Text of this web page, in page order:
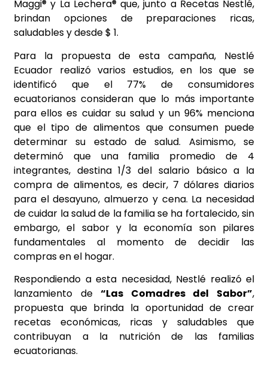
Maggi® y La Lechera® que, junto a Recetas Nestlé,
brindan opciones de preparaciones ricas,
saludables y desde $ 1.
Para la propuesta de esta campaña, Nestlé
Ecuador realizó varios estudios, en los que se
identificó que el 77% de consumidores
ecuatorianos consideran que lo más importante
para ellos es cuidar su salud y un 96% menciona
que el tipo de alimentos que consumen puede
determinar su estado de salud. Asimismo, se
determinó que una familia promedio de 4
integrantes, destina 1/3 del salario básico a la
compra de alimentos, es decir, 7 dólares diarios
para el desayuno, almuerzo y cena. La necesidad
de cuidar la salud de la familia se ha fortalecido, sin
embargo, el sabor y la economía son pilares
fundamentales al momento de decidir las
compras en el hogar.
Respondiendo a esta necesidad, Nestlé realizó el
lanzamiento de“Las Comadres del Sabor”,
propuesta que brinda la oportunidad de crear
recetas económicas, ricas y saludables que
contribuyan a la nutrición de las familias
ecuatorianas.